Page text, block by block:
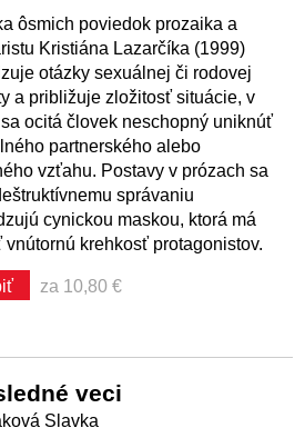
ôsmich poviedok prozaika a
Kristiána Lazarčíka (1999)
otázky sexuálnej či rodovej
a približuje zložitosť situácie, v
sa ocitá človek neschopný uniknúť
partnerského alebo
vzťahu. Postavy v prózach sa
správaniu
cynickou maskou, ktorá má
vnútornú krehkosť protagonistov.
za 10,80 €
veci
Slavka